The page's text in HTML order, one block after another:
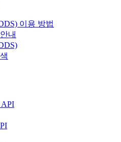
이용 방법
내